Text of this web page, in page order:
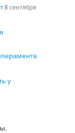
8 сентября
у